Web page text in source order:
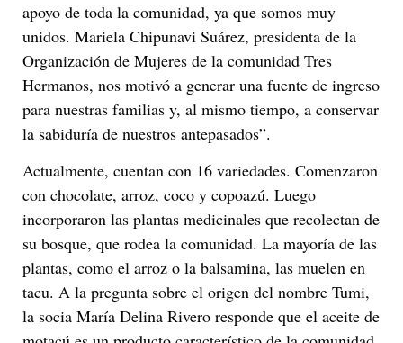
apoyo de toda la comunidad, ya que somos muy
unidos. Mariela Chipunavi Suárez, presidenta de la
Organización de Mujeres de la comunidad Tres
Hermanos, nos motivó a generar una fuente de ingreso
para nuestras familias y, al mismo tiempo, a conservar
la sabiduría de nuestros antepasados”.
Actualmente, cuentan con 16 variedades. Comenzaron
con chocolate, arroz, coco y copoazú. Luego
incorporaron las plantas medicinales que recolectan de
su bosque, que rodea la comunidad. La mayoría de las
plantas, como el arroz o la balsamina, las muelen en
tacu. A la pregunta sobre el origen del nombre Tumi,
la socia María Delina Rivero responde que el aceite de